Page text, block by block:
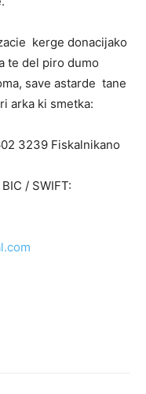
kerge donacijako
te del piro dumo
save astarde tane
arka ki smetka:
3239 Fiskalnikano
/ SWIFT: